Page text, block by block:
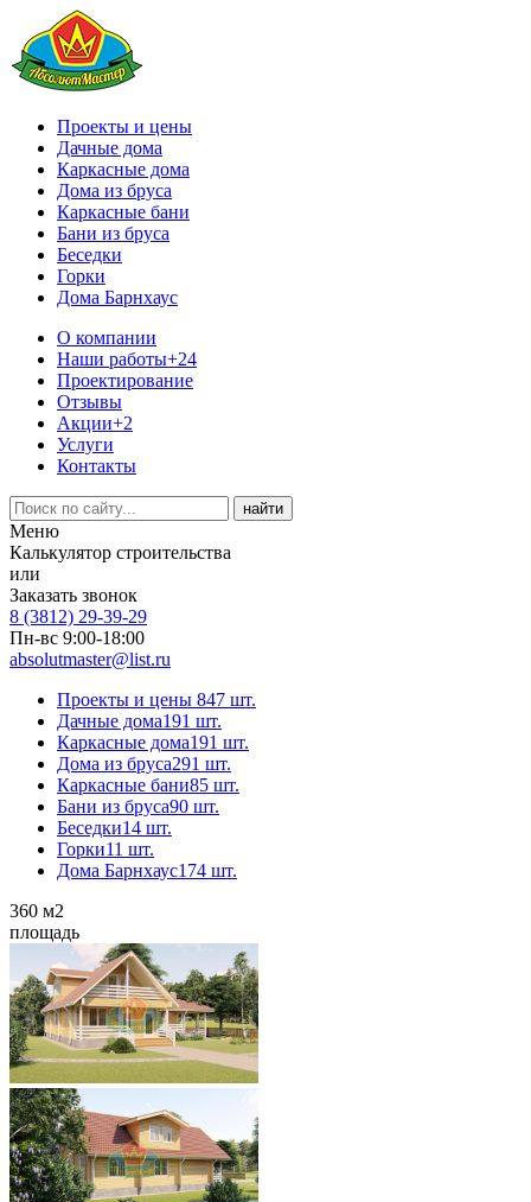
Проекты и цены
Дачные дома
Каркасные дома
Дома из бруса
Каркасные бани
Бани из бруса
Беседки
Горки
Дома Барнхаус
О компании
Наши работы+24
Проектирование
Отзывы
Акции+2
Услуги
Контакты
Меню
Калькулятор строительства
или
Заказать звонок
8 (3812) 29-39-29
Пн-вс 9:00-18:00
absolutmaster@list.ru
Проекты и цены 847 шт.
Дачные дома191 шт.
Каркасные дома191 шт.
Дома из бруса291 шт.
Каркасные бани85 шт.
Бани из бруса90 шт.
Беседки14 шт.
Горки11 шт.
Дома Барнхаус174 шт.
360 м2
площадь